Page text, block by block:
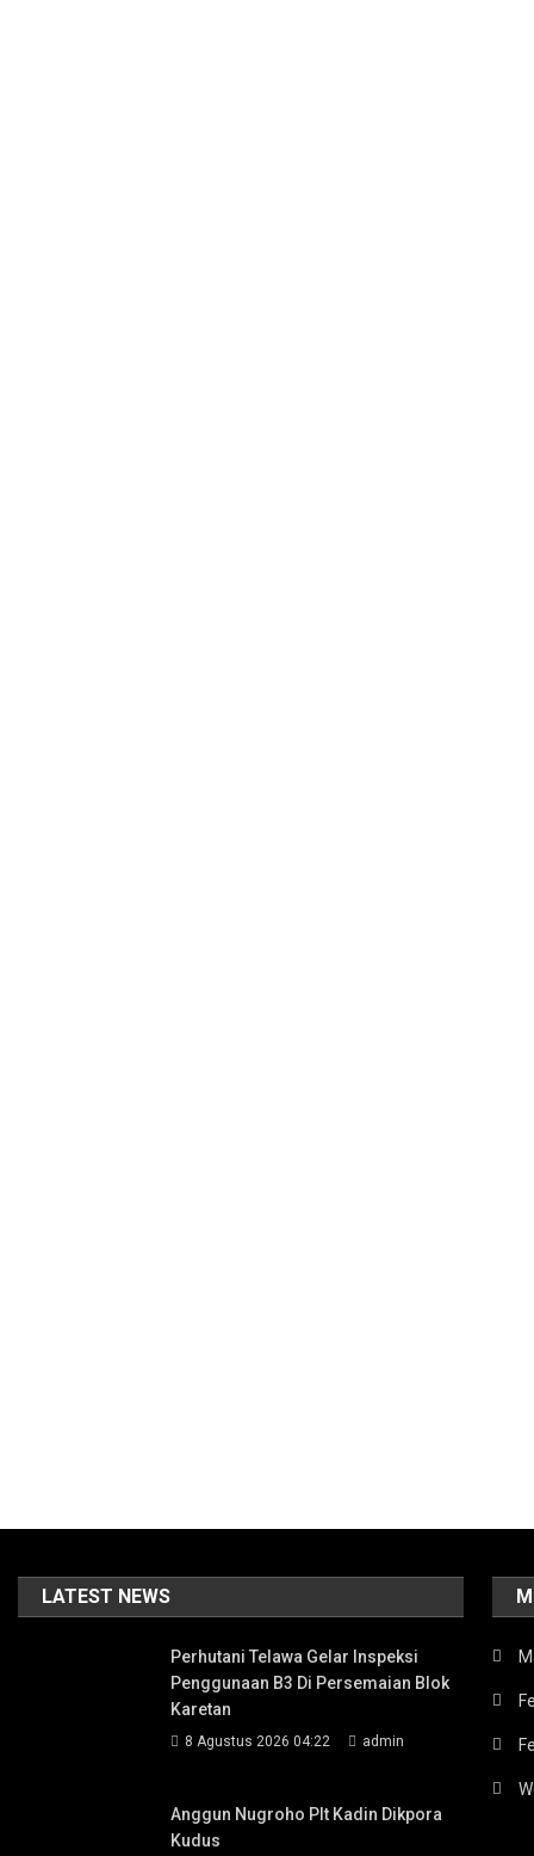
LATEST NEWS
Perhutani Telawa Gelar Inspeksi
Penggunaan B3 Di Persemaian Blok
Karetan
8 Agustus 2026 04:22 admin
Anggun Nugroho Plt Kadin Dikpora
Kudus